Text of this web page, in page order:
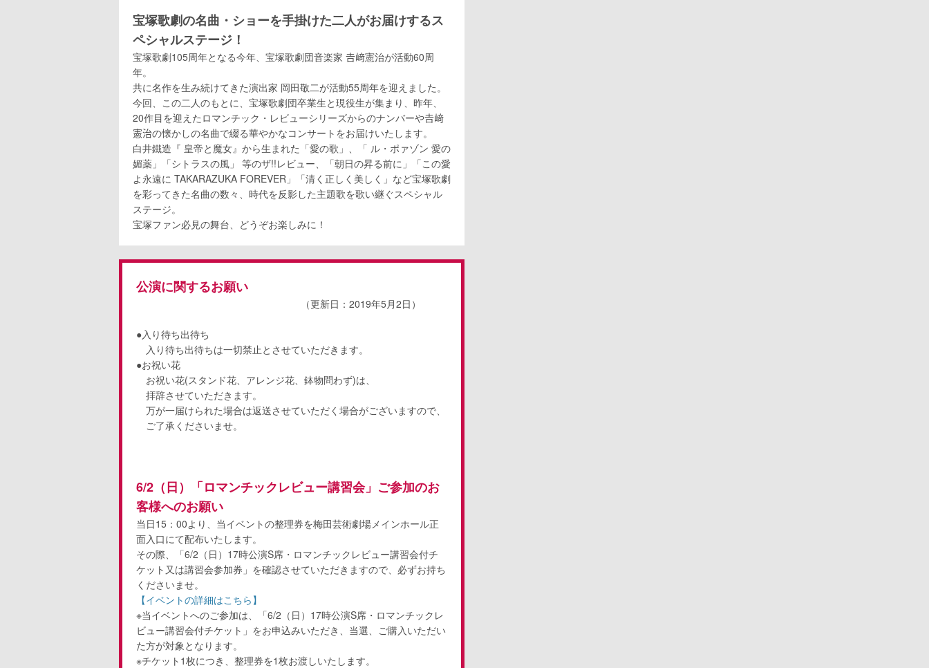
宝塚歌劇の名曲・ショーを手掛けた二人がお届けするス
ペシャルステージ！
宝塚歌劇105周年となる今年、宝塚歌劇団音楽家 𠮷﨑憲治が活動60周
年。
共に名作を生み続けてきた演出家 岡田敬二が活動55周年を迎えました。
今回、この二人のもとに、宝塚歌劇団卒業生と現役生が集まり、昨年、
20作目を迎えたロマンチック・レビューシリーズからのナンバーや𠮷﨑
憲治の懐かしの名曲で綴る華やかなコンサートをお届けいたします。
白井鐵造『 皇帝と魔女』から生まれた「愛の歌」、「 ル・ポァゾン 愛の
媚薬」「シトラスの風」 等のザ!!レビュー、「朝日の昇る前に」「この愛
よ永遠に TAKARAZUKA FOREVER」「清く正しく美しく」など宝塚歌劇
を彩ってきた名曲の数々、時代を反影した主題歌を歌い継ぐスペシャル
ステージ。
宝塚ファン必見の舞台、どうぞお楽しみに！
公演に関するお願い
（更新日：2019年5月2日）
●入り待ち出待ち
入り待ち出待ちは一切禁止とさせていただきます。
●お祝い花
お祝い花(スタンド花、アレンジ花、鉢物問わず)は、
拝辞させていただきます。
万が一届けられた場合は返送させていただく場合がございますので、
ご了承くださいませ。
6/2（日）「ロマンチックレビュー講習会」ご参加のお
客様へのお願い
当日15：00より、当イベントの整理券を梅田芸術劇場メインホール正
面入口にて配布いたします。
その際、「6/2（日）17時公演S席・ロマンチックレビュー講習会付チ
ケット又は講習会参加券」を確認させていただきますので、必ずお持ち
くださいませ。
【イベントの詳細はこちら】
※当イベントへのご参加は、「6/2（日）17時公演S席・ロマンチックレ
ビュー講習会付チケット」をお申込みいただき、当選、ご購入いただい
た方が対象となります。
※チケット1枚につき、整理券を1枚お渡しいたします。